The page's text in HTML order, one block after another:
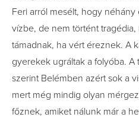
Feri arról mesélt, hogy
vízbe, de nem történt
támadnak, ha vért éreznek. A
gyerekek ugráltak a folyóba.
szerint Belémben azért sok a
mert még mindig olyan
főznek, amiket nálunk már a